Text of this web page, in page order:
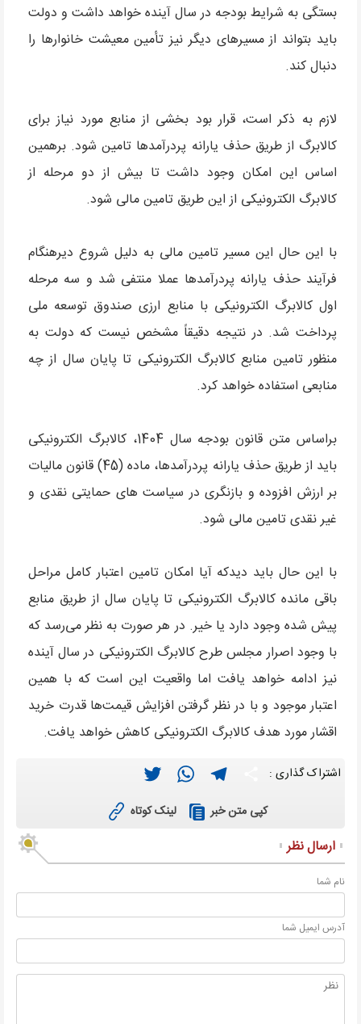
بستگی به شرایط بودجه در سال آینده خواهد داشت و دولت
باید بتواند از مسیرهای دیگر نیز تأمین معیشت خانوارها را
دنبال کند.
لازم به ذکر است، قرار بود بخشی از منابع مورد نیاز برای
کالابرگ از طریق حذف یارانه پردرآمدها تامین شود. برهمین
اساس این امکان وجود داشت تا بیش از دو مرحله از
کالابرگ الکترونیکی از این طریق تامین مالی شود.
با این حال این مسیر تامین مالی به دلیل شروع دیرهنگام
فرآیند حذف یارانه پردرآمدها عملا منتفی شد و سه مرحله
اول کالابرگ الکترونیکی با منابع ارزی صندوق توسعه ملی
پرداخت شد. در نتیجه دقیقاً مشخص نیست که دولت به
منظور تامین منابع کالابرگ الکترونیکی تا پایان سال از چه
منابعی استفاده خواهد کرد.
براساس متن قانون بودجه سال 1404، کالابرگ الکترونیکی
باید از طریق حذف یارانه پردرآمدها، ماده (45) قانون مالیات
بر ارزش افزوده و بازنگری در سیاست های حمایتی نقدی و
غیر نقدی تامین مالی شود.
با این حال باید دیدکه آیا امکان تامین اعتبار کامل مراحل
باقی مانده کالابرگ الکترونیکی تا پایان سال از طریق منابع
پیش شده وجود دارد یا خیر. در هر صورت به نظر می‌رسد که
با وجود اصرار مجلس طرح کالابرگ الکترونیکی در سال آینده
نیز ادامه خواهد یافت اما واقعیت این است که با همین
اعتبار موجود و با در نظر گرفتن افزایش قیمت‌ها قدرت خرید
اقشار مورد هدف کالابرگ الکترونیکی کاهش خواهد یافت.
اشتراک گذاری : Twitter
WhatsAppTelegram
کپی متن خبر لینک کوتاه
ارسال نظر
نام شما
آدرس ايميل شما